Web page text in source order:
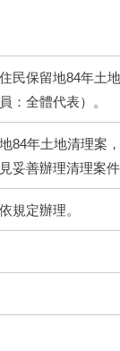
民保留地84年土
：全體代表）。
84年土地清理案
妥善辦理清理案件
規定辦理。